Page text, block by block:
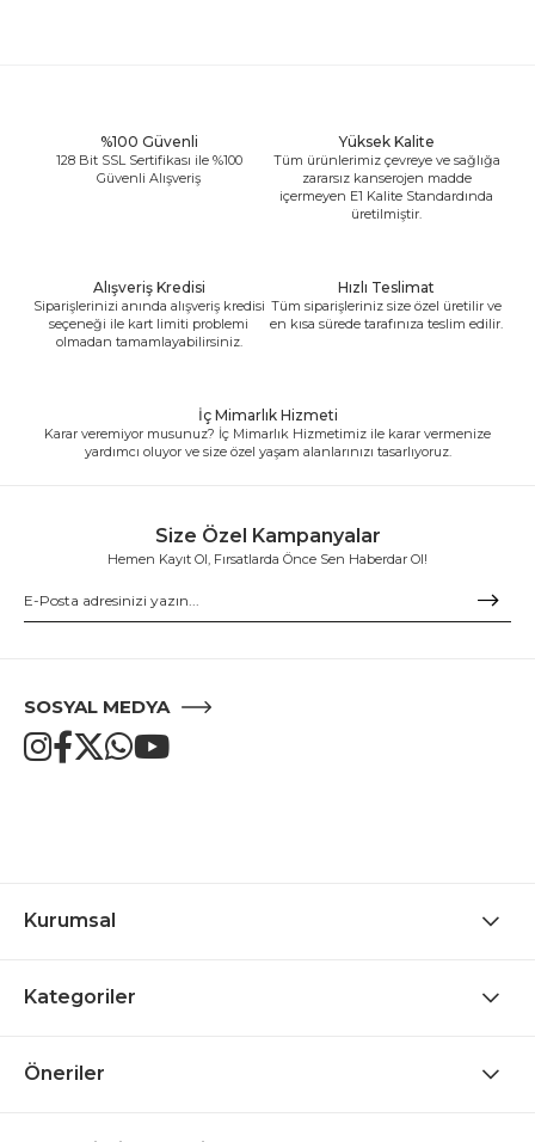
%100 Güvenli
128 Bit SSL Sertifikası ile %100
Güvenli Alışveriş
Yüksek Kalite
Tüm ürünlerimiz çevreye ve sağlığa
zararsız kanserojen madde
içermeyen E1 Kalite Standardında
üretilmiştir.
Alışveriş Kredisi
Siparişlerinizi anında alışveriş kredisi
seçeneği ile kart limiti problemi
olmadan tamamlayabilirsiniz.
Hızlı Teslimat
Tüm siparişleriniz size özel üretilir ve
en kısa sürede tarafınıza teslim edilir.
İç Mimarlık Hizmeti
Karar veremiyor musunuz? İç Mimarlık Hizmetimiz ile karar vermenize
yardımcı oluyor ve size özel yaşam alanlarınızı tasarlıyoruz.
Size Özel Kampanyalar
Hemen Kayıt Ol, Fırsatlarda Önce Sen Haberdar Ol!
SOSYAL MEDYA
Kurumsal
Kategoriler
Öneriler